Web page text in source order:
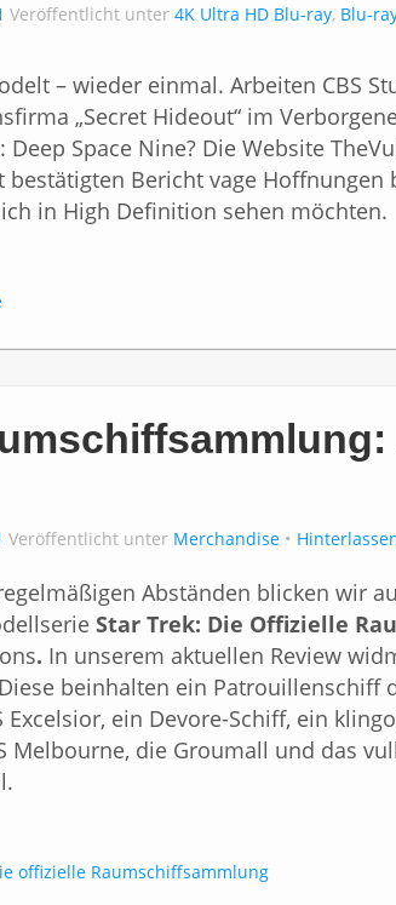
Veröffentlicht unter 4K Ultra HD Blu-ray, Blu-
– wieder einmal. Arbeiten CBS
„Secret Hideout“ im
Deep Space Nine? Die Website
Bericht vage Hoffnungen
in High Definition sehen möchten.
Veröffentlicht unter Merchandise
Abständen blicken wir
Star Trek: Die Offizielle
. In unserem aktuellen Review
beinhalten ein Patrouillenschiff
Excelsior, ein Devore-Schiff, ein
Melbourne, die Groumall und das
offizielle Raumschiffsammlung